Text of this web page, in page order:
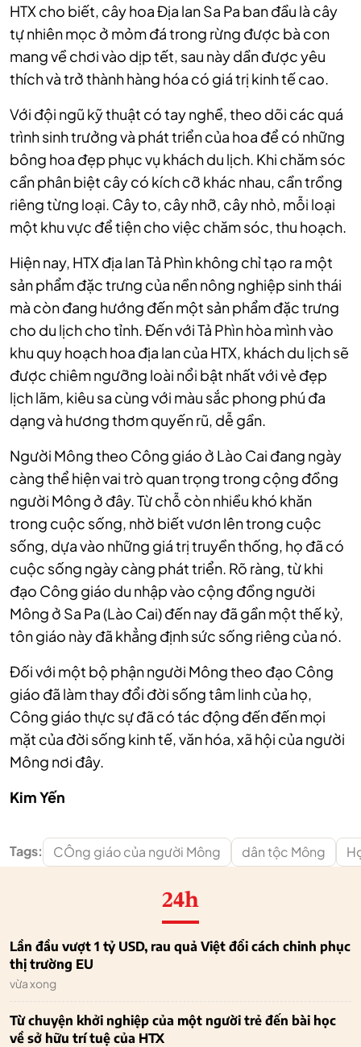
HTX cho biết, cây hoa Địa lan Sa Pa ban đầu là cây
tự nhiên mọc ở mỏm đá trong rừng được bà con
mang về chơi vào dịp tết, sau này dần được yêu
thích và trở thành hàng hóa có giá trị kinh tế cao.
Với đội ngũ kỹ thuật có tay nghề, theo dõi các quá
trình sinh trưởng và phát triển của hoa để có những
bông hoa đẹp phục vụ khách du lịch. Khi chăm sóc
cần phân biệt cây có kích cỡ khác nhau, cần trồng
riêng từng loại. Cây to, cây nhỡ, cây nhỏ, mỗi loại
một khu vực để tiện cho việc chăm sóc, thu hoạch.
Hiện nay, HTX địa lan Tả Phìn không chỉ tạo ra một
sản phẩm đặc trưng của nền nông nghiệp sinh thái
mà còn đang hướng đến một sản phẩm đặc trưng
cho du lịch cho tỉnh. Đến với Tả Phìn hòa mình vào
khu quy hoạch hoa địa lan của HTX, khách du lịch sẽ
được chiêm ngưỡng loài nổi bật nhất với vẻ đẹp
lịch lãm, kiêu sa cùng với màu sắc phong phú đa
dạng và hương thơm quyến rũ, dễ gần.
Người Mông theo Công giáo ở Lào Cai đang ngày
càng thể hiện vai trò quan trọng trong cộng đồng
người Mông ở đây. Từ chỗ còn nhiều khó khăn
trong cuộc sống, nhờ biết vươn lên trong cuộc
sống, dựa vào những giá trị truyền thống, họ đã có
cuộc sống ngày càng phát triển. Rõ ràng, từ khi
đạo Công giáo du nhập vào cộng đồng người
Mông ở Sa Pa (Lào Cai) đến nay đã gần một thế kỷ,
tôn giáo này đã khẳng định sức sống riêng của nó.
Đối với một bộ phận người Mông theo đạo Công
giáo đã làm thay đổi đời sống tâm linh của họ,
Công giáo thực sự đã có tác động đến đến mọi
mặt của đời sống kinh tế, văn hóa, xã hội của người
Mông nơi đây.
Kim Yến
Tags: CÔng giáo của người Mông dân tộc Mông
24h
Lần đầu vượt 1 tỷ USD, rau quả Việt đổi cách chinh phục
thị trường EU
vừa xong
Từ chuyện khởi nghiệp của một người trẻ đến bài học
về sở hữu trí tuệ của HTX